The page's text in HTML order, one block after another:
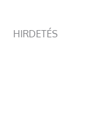
HIRDETÉS